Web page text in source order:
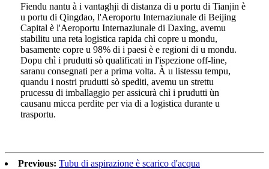
Fiendu nantu à i vantaghji di distanza di u portu di Tianjin è
u portu di Qingdao, l'Aeroportu Internaziunale di Beijing
Capital è l'Aeroportu Internaziunale di Daxing, avemu
stabilitu una reta logistica rapida chì copre u mondu,
basamente copre u 98% di i paesi è e regioni di u mondu.
Dopu chì i prudutti sò qualificati in l'ispezione off-line,
saranu consegnati per a prima volta. À u listessu tempu,
quandu i nostri prudutti sò spediti, avemu un strettu
prucessu di imballaggio per assicurà chì i prudutti ùn
causanu micca perdite per via di a logistica durante u
trasportu.
Previous: Tubu di aspirazione è scarico d'acqua